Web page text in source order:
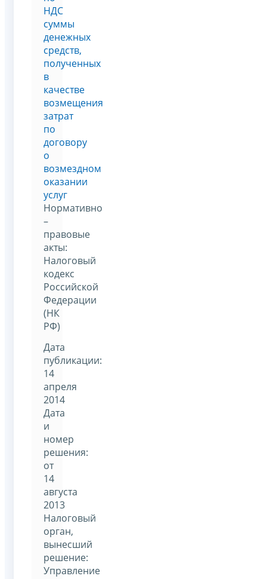
НДС
суммы
денежных
средств,
полученных
в
качестве
возмещения
затрат
по
договору
о
возмездном
оказании
услуг
Нормативно
–
правовые
акты:
Налоговый
кодекс
Российской
Федерации
(НК
РФ)
Дата
публикации:
14
апреля
2014
Дата
и
номер
решения:
от
14
августа
2013
Налоговый
орган,
вынесший
решение:
Управление